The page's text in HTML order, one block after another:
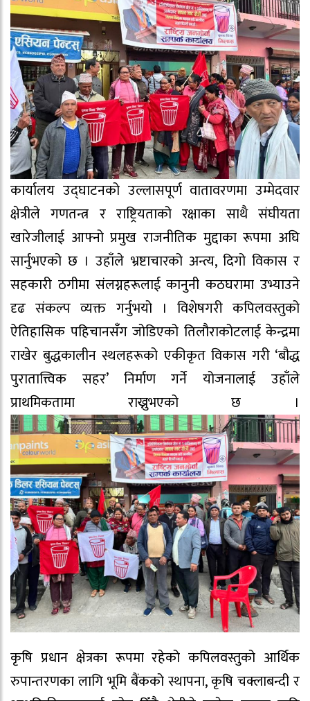
​कार्यालय उद्घाटनको उल्लासपूर्ण वातावरणमा उम्मेदवार
क्षेत्रीले गणतन्त्र र राष्ट्रियताको रक्षाका साथै संघीयता
खारेजीलाई आफ्नो प्रमुख राजनीतिक मुद्दाका रूपमा अघि
सार्नुभएको छ । उहाँले भ्रष्टाचारको अन्त्य, दिगो विकास र
सहकारी ठगीमा संलग्नहरूलाई कानुनी कठघरामा उभ्याउने
दृढ संकल्प व्यक्त गर्नुभयो । विशेषगरी कपिलवस्तुको
ऐतिहासिक पहिचानसँग जोडिएको तिलौराकोटलाई केन्द्रमा
राखेर बुद्धकालीन स्थलहरूको एकीकृत विकास गरी ‘बौद्ध
पुरातात्त्विक सहर’ निर्माण गर्ने योजनालाई उहाँले
प्राथमिकतामा राख्नुभएको छ ।
​कृषि प्रधान क्षेत्रका रूपमा रहेको कपिलवस्तुको आर्थिक
रुपान्तरणका लागि भूमि बैंकको स्थापना, कृषि चक्लाबन्दी र